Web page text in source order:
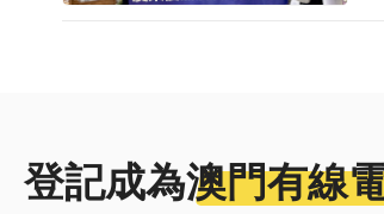
登記成為澳門有線